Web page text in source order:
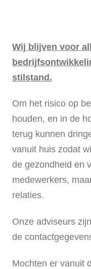
Wij blijven voor
stilstand.
Om het risico op
houden, en in de
terug kunnen
vanuit huis zodat
de gezondheid en
medewerkers,
relaties.
Onze adviseurs
de
Mochten er vanuit